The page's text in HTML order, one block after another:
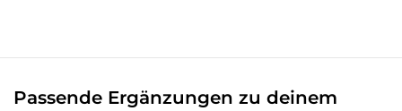
Passende Ergänzungen zu deinem